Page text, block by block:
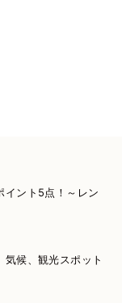
イント5点！～レン
候、観光スポット